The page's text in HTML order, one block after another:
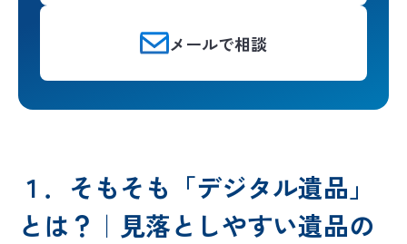
メールで相談
１．そもそも「デジタル遺品」
とは？｜見落としやすい遺品の